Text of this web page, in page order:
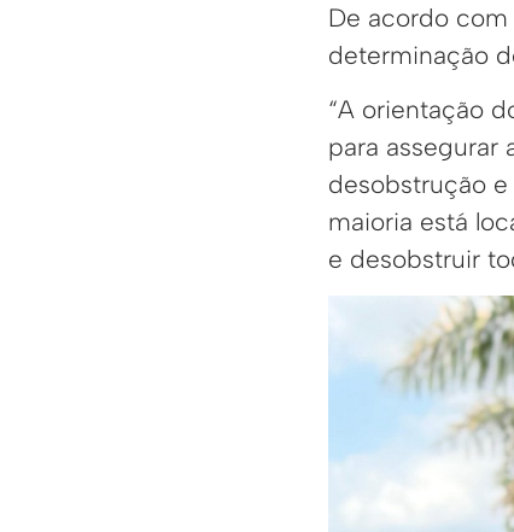
De acordo com
determinação
“A orientação
para assegurar
desobstrução
maioria está
e desobstruir